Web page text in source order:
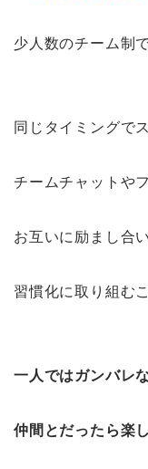
少人数のチーム制
同じタイミングで
チームチャットや
お互いに励まし合
習慣化に取り組む
一人ではガンバレ
仲間とだったら楽